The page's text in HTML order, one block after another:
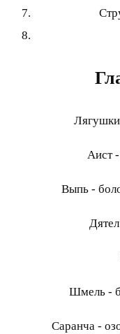
Аист
Выпь -
Шмель -
Саранча -